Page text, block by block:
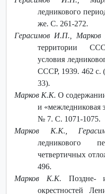
ледникового
же. С. 261-272.
Герасимов И.П.,
территории
условия
СССР, 1939. 462
33).
Марков К.К. О
и «межледниковая
№ 7. С. 1071-1075.
Марков К.К.,
ледникового
четвертичных
496.
Марков К.К. Поздне- и
окрестностей